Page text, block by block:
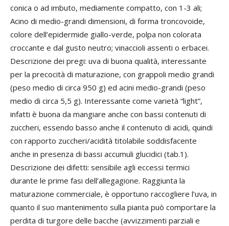
conica o ad imbuto, mediamente compatto, con 1-3 ali;
Acino di medio-grandi dimensioni, di forma troncovoide,
colore dell’epidermide giallo-verde, polpa non colorata
croccante e dal gusto neutro; vinaccioli assenti o erbacei.
Descrizione dei pregi: uva di buona qualità, interessante
per la precocità di maturazione, con grappoli medio grandi
(peso medio di circa 950 g) ed acini medio-grandi (peso
medio di circa 5,5 g). Interessante come varietà “light”,
infatti è buona da mangiare anche con bassi contenuti di
zuccheri, essendo basso anche il contenuto di acidi, quindi
con rapporto zuccheri/acidità titolabile soddisfacente
anche in presenza di bassi accumuli glucidici (tab.1).
Descrizione dei difetti: sensibile agli eccessi termici
durante le prime fasi dell’allegagione. Raggiunta la
maturazione commerciale, è opportuno raccogliere l’uva, in
quanto il suo mantenimento sulla pianta può comportare la
perdita di turgore delle bacche (avvizzimenti parziali e